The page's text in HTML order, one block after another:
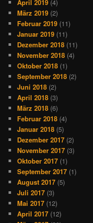
April 2019 (4)
März 2019 (2)
Februar 2019 (11)
Januar 2019 (11)
Dezember 2018 (11)
November 2018 (4)
Oktober 2018 (1)
September 2018 (2)
Juni 2018 (2)
April 2018 (3)
März 2018 (6)
Februar 2018 (4)
Januar 2018 (5)
Dezember 2017 (2)
November 2017 (3)
Oktober 2017 (1)
September 2017 (1)
August 2017 (5)
Juli 2017 (3)
Mai 2017 (12)
April 2017 (12)